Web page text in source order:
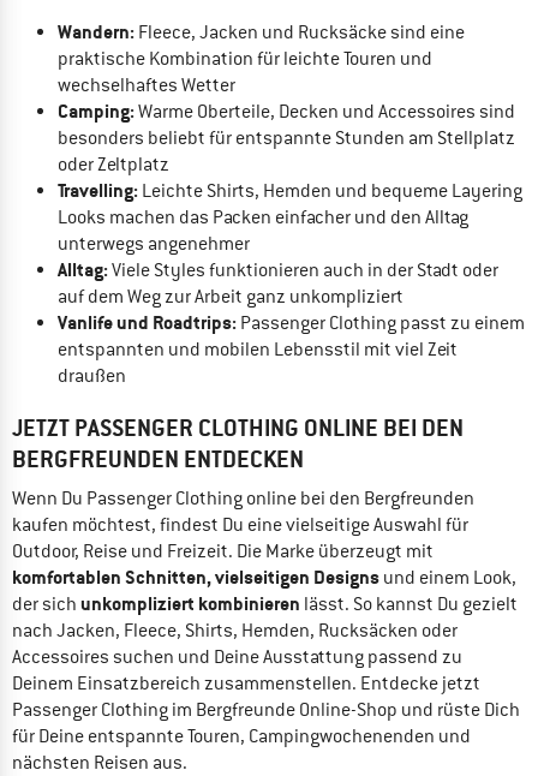
Wandern:Fleece, Jacken und Rucksäcke sind eine
praktische Kombination für leichte Touren und
wechselhaftes Wetter
Camping:Warme Oberteile, Decken und Accessoires sind
besonders beliebt für entspannte Stunden am Stellplatz
oder Zeltplatz
Travelling:Leichte Shirts, Hemden und bequeme Layering
Looks machen das Packen einfacher und den Alltag
unterwegs angenehmer
Alltag:Viele Styles funktionieren auch in der Stadt oder
auf dem Weg zur Arbeit ganz unkompliziert
Vanlife und Roadtrips:Passenger Clothing passt zu einem
entspannten und mobilen Lebensstil mit viel Zeit
draußen
JETZT PASSENGER CLOTHING ONLINE BEI DEN
BERGFREUNDEN ENTDECKEN
Wenn Du Passenger Clothing online bei den Bergfreunden
kaufen möchtest, findest Du eine vielseitige Auswahl für
Outdoor, Reise und Freizeit. Die Marke überzeugt mit
komfortablen Schnitten, vielseitigen Designs und einem Look,
der sich unkompliziert kombinieren lässt. So kannst Du gezielt
nach Jacken, Fleece, Shirts, Hemden, Rucksäcken oder
Accessoires suchen und Deine Ausstattung passend zu
Deinem Einsatzbereich zusammenstellen. Entdecke jetzt
Passenger Clothing im Bergfreunde Online-Shop und rüste Dich
für Deine entspannte Touren, Campingwochenenden und
nächsten Reisen aus.